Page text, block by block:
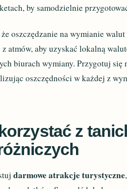
by samodzielnie
oszczędzanie na wymianie
atmów, aby uzyskać lokalną
biurach wymiany. Przygotuj
oszczędności w każdej z
z
darmowe atrakcje turystyczne